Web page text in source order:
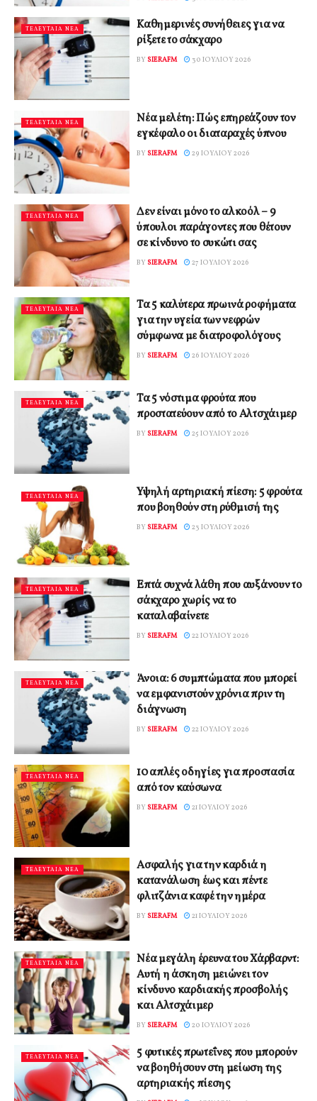
ΤΕΛΕΥΤΑΙΑ ΝΕΑ
Καθημερινές συνήθειες για να
ρίξετε το σάκχαρο
BY SIERAFM 30 ΙΟΥΛΊΟΥ 2026
ΤΕΛΕΥΤΑΙΑ ΝΕΑ
Νέα μελέτη: Πώς επηρεάζουν τον
εγκέφαλο οι διαταραχές ύπνου
BY SIERAFM 29 ΙΟΥΛΊΟΥ 2026
ΤΕΛΕΥΤΑΙΑ ΝΕΑ
Δεν είναι μόνο το αλκοόλ – 9
ύπουλοι παράγοντες που θέτουν
σε κίνδυνο το συκώτι σας
BY SIERAFM 27 ΙΟΥΛΊΟΥ 2026
ΤΕΛΕΥΤΑΙΑ ΝΕΑ
Τα 5 καλύτερα πρωινά ροφήματα
για την υγεία των νεφρών
σύμφωνα με διατροφολόγους
BY SIERAFM 26 ΙΟΥΛΊΟΥ 2026
ΤΕΛΕΥΤΑΙΑ ΝΕΑ
Τα 5 νόστιμα φρούτα που
προστατεύουν από το Αλτσχάιμερ
BY SIERAFM 25 ΙΟΥΛΊΟΥ 2026
ΤΕΛΕΥΤΑΙΑ ΝΕΑ
Υψηλή αρτηριακή πίεση: 5 φρούτα
που βοηθoύν στη ρύθμισή της
BY SIERAFM 23 ΙΟΥΛΊΟΥ 2026
ΤΕΛΕΥΤΑΙΑ ΝΕΑ
Επτά συχνά λάθη που αυξάνουν το
σάκχαρο χωρίς να το
καταλαβαίνετε
BY SIERAFM 22 ΙΟΥΛΊΟΥ 2026
ΤΕΛΕΥΤΑΙΑ ΝΕΑ
Άνοια: 6 συμπτώματα που μπορεί
να εμφανιστούν χρόνια πριν τη
διάγνωση
BY SIERAFM 22 ΙΟΥΛΊΟΥ 2026
ΤΕΛΕΥΤΑΙΑ ΝΕΑ
10 απλές οδηγίες για προστασία
από τον καύσωνα
BY SIERAFM 21 ΙΟΥΛΊΟΥ 2026
ΤΕΛΕΥΤΑΙΑ ΝΕΑ
Ασφαλής για την καρδιά η
κατανάλωση έως και πέντε
φλιτζάνια καφέ την ημέρα
BY SIERAFM 21 ΙΟΥΛΊΟΥ 2026
ΤΕΛΕΥΤΑΙΑ ΝΕΑ
Νέα μεγάλη έρευνα του Χάρβαρντ:
Αυτή η άσκηση μειώνει τον
κίνδυνο καρδιακής προσβολής
και Αλτσχάιμερ
BY SIERAFM 20 ΙΟΥΛΊΟΥ 2026
ΤΕΛΕΥΤΑΙΑ ΝΕΑ
5 φυτικές πρωτεΐνες που μπορούν
να βοηθήσουν στη μείωση της
αρτηριακής πίεσης